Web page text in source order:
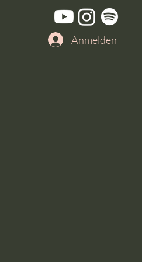
Anmelden